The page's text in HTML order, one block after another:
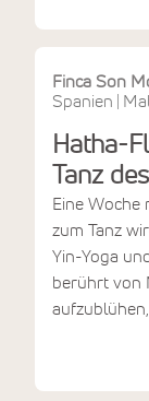
Finca Son
Spanien
Hatha-
Tanz
Eine Woche
zum Tanz
Yin-Yoga
berührt von